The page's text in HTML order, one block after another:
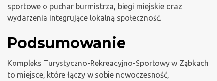
sportowe o puchar burmistrza, biegi miejskie oraz
wydarzenia integrujące lokalną społeczność.
Podsumowanie
Kompleks Turystyczno-Rekreacyjno-Sportowy w Ząbkach
to miejsce, które łączy w sobie nowoczesność,